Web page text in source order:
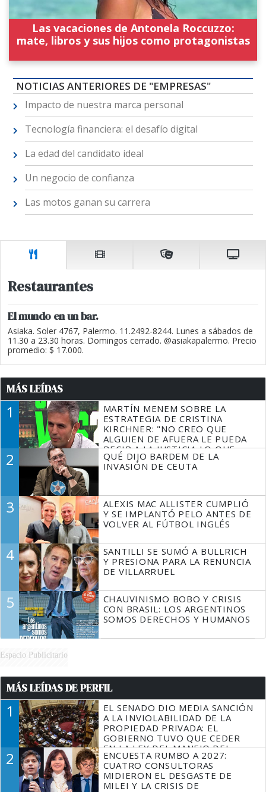
Las vacaciones de Antonela Roccuzzo:
mate, libros y sus hijos como protagonistas
NOTICIAS ANTERIORES DE "EMPRESAS"
Impacto de nuestra marca personal
Tecnología financiera: el desafío digital
La edad del candidato ideal
Un negocio de confianza
Las motos ganan su carrera
Restaurantes
El mundo en un bar.
Asiaka. Soler 4767, Palermo. 11.2492-8244. Lunes a sábados de
11.30 a 23.30 horas. Domingos cerrado. @asiakapalermo. Precio
promedio: $ 17.000.
MÁS LEÍDAS
1
MARTÍN MENEM SOBRE LA
ESTRATEGIA DE CRISTINA
KIRCHNER: "NO CREO QUE
ALGUIEN DE AFUERA LE PUEDA
DECIR A LA JUSTICIA LO QUE
TIENE QUE HACER"
2
QUÉ DIJO BARDEM DE LA
INVASIÓN DE CEUTA
3
ALEXIS MAC ALLISTER CUMPLIÓ
Y SE IMPLANTÓ PELO ANTES DE
VOLVER AL FÚTBOL INGLÉS
4
SANTILLI SE SUMÓ A BULLRICH
Y PRESIONA PARA LA RENUNCIA
DE VILLARRUEL
5
CHAUVINISMO BOBO Y CRISIS
CON BRASIL: LOS ARGENTINOS
SOMOS DERECHOS Y HUMANOS
Espacio Publicitario
MÁS LEÍDAS DE PERFIL
1
EL SENADO DIO MEDIA SANCIÓN
A LA INVIOLABILIDAD DE LA
PROPIEDAD PRIVADA: EL
GOBIERNO TUVO QUE CEDER
EN LA LEY DEL MANEJO DEL
FUEGO
2
ENCUESTA RUMBO A 2027:
CUATRO CONSULTORAS
MIDIERON EL DESGASTE DE
MILEI Y LA CRISIS DE